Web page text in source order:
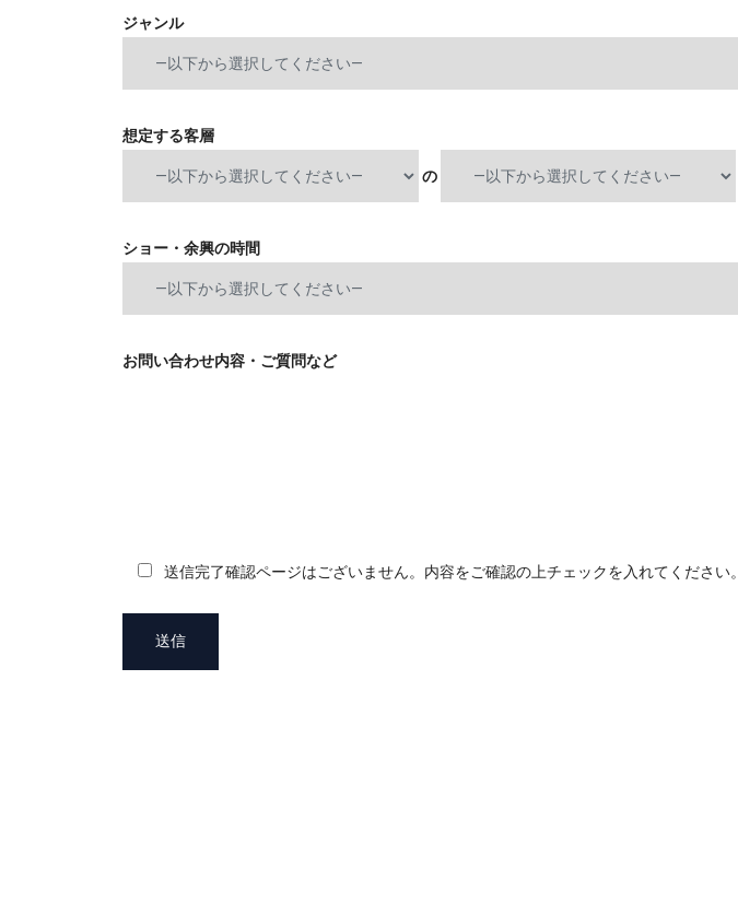
ジャンル
想定する客層
の
ショー・余興の時間
お問い合わせ内容・ご質問など
送信完了確認ページはございません。内容をご確認の上チェックを入れてください。